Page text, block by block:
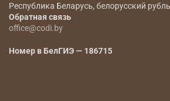
Республика Беларусь, белорусский
Обратная связь
office@codi.by
Номер в БелГИЭ — 186715